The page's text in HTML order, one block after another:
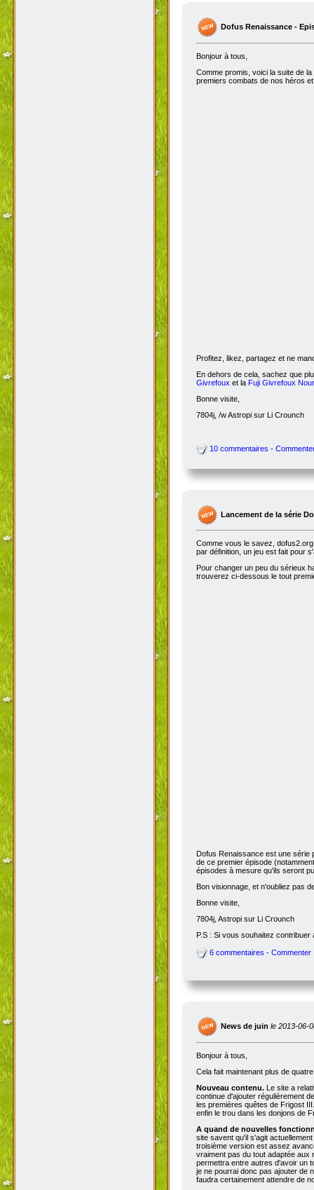
Dofus Renaissance -
Bonjour à tous,
Comme promis, voici la suite de
premiers combats de nos héros
Profitez, likez, partagez et ne
En dehors de cela, sachez que
Givrefoux et la Fuji Givrefoux
Bonne visite,
7804j, /w Astropi sur Li Crounch
10 commentaires -
Lancement de la série
Comme vous le savez,
par définition, un jeu est fait pour
Pour changer un peu du sérieux
trouverez ci-dessous le tout
Dofus Renaissance est une série
de ce premier épisode
épisodes à mesure qu'ils seront
Bon visionnage, et n'oubliez pas
Bonne visite,
7804j, Astropi sur Li Crounch
P.S : Si vous souhaitez
6 commentaires - Commenter
News de juin le 2013-06-
Bonjour à tous,
Cela fait maintenant plus de
Nouveau contenu. Le site a
continue d'ajouter régulièrement
les premières quêtes de Frigost
enfin le trou dans les donjons de
A quand de nouvelles
site savent qu'il s'agit
troisième version est assez
vraiment pas du tout adaptée aux
permettra entre autres d'avoir un
je ne pourrai donc pas ajouter de
faudra certainement attendre de